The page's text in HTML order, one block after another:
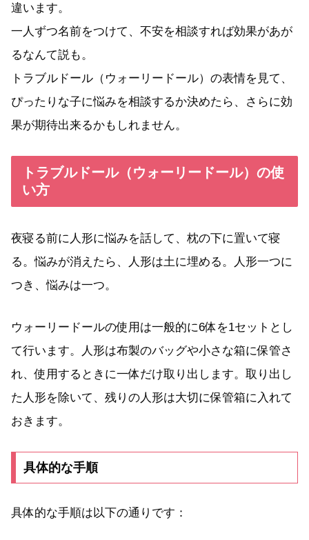
違います。
一人ずつ名前をつけて、不安を相談すれば効果があが
るなんて説も。
トラブルドール（ウォーリードール）の表情を見て、
ぴったりな子に悩みを相談するか決めたら、さらに効
果が期待出来るかもしれません。
トラブルドール（ウォーリードール）の使
い方
夜寝る前に人形に悩みを話して、枕の下に置いて寝
る。悩みが消えたら、人形は土に埋める。人形一つに
つき、悩みは一つ。
ウォーリードールの使用は一般的に6体を1セットとし
て行います。人形は布製のバッグや小さな箱に保管さ
れ、使用するときに一体だけ取り出します。取り出し
た人形を除いて、残りの人形は大切に保管箱に入れて
おきます。
具体的な手順
具体的な手順は以下の通りです：